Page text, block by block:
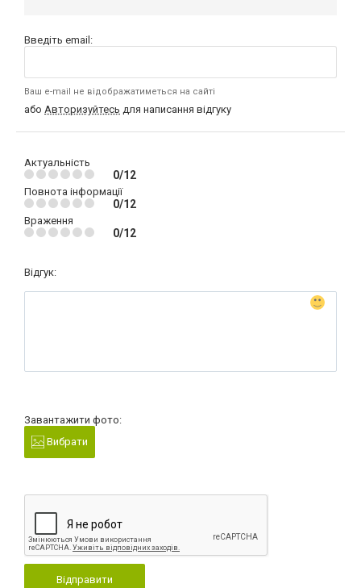
Введіть email:
Ваш e-mail не відображатиметься на сайті
або Авторизуйтесь для написання відгуку
Актуальність
0/12
Повнота інформації
0/12
Враження
0/12
Відгук:
Завантажити фото:
Вибрати
Відправити